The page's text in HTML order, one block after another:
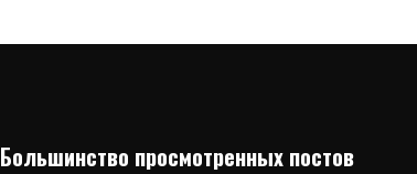
Большинство просмотренных постов